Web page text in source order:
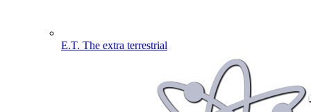
E.T. The extra terrestrial